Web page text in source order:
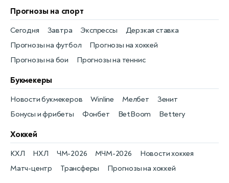
Прогнозы на спорт
Прогнозы на футбол
Сегодня
Прогнозы на хоккей
Завтра
Прогнозы на бои
Экспрессы
Прогнозы на теннис
Дерзкая ставка
Букмекеры
Бонусы и фрибеты
Новости букмекеров
Фонбет
Winline
BetBoom
Мелбет
Bettery
Зенит
Хоккей
Новости хоккея
КХЛ
Матч-центр
НХЛ
Трансферы
ЧМ-2026
Прогнозы на хоккей
МЧМ-2026